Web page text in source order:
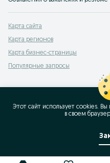
Карта сайта
Карта регионов
Карта бизнес-страницы
Популярные запросы
Этот сайт использует cookies.
в своeм